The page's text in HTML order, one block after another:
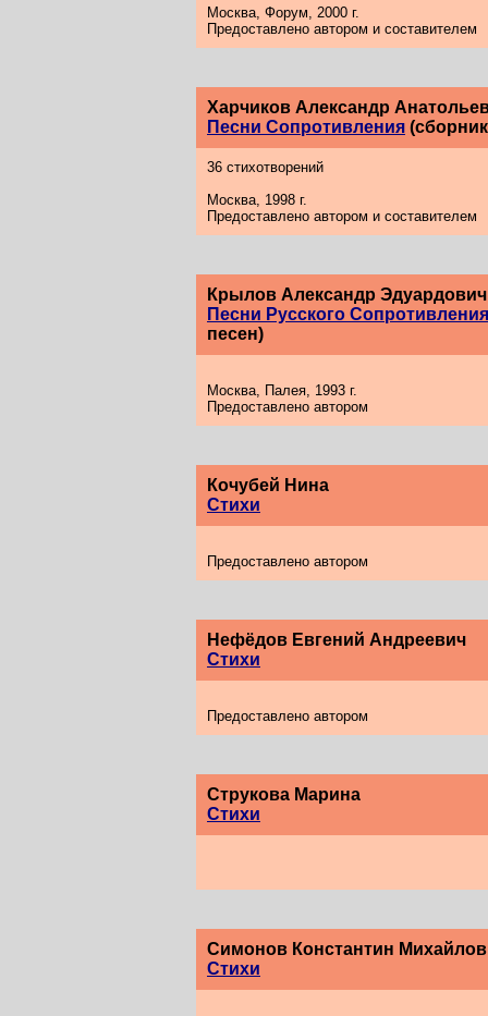
Москва, Форум, 2000 г.
Предоставлено автором и составителем
Харчиков Александр
Песни Сопротивления
36 стихотворений
Москва, 1998 г.
Предоставлено автором и составителем
Крылов Александр Эдуардович
Песни Русского
песен)
Москва, Палея, 1993 г.
Предоставлено автором
Кочубей Нина
Стихи
Предоставлено автором
Нефёдов Евгений Андреевич
Стихи
Предоставлено автором
Струкова Марина
Стихи
Симонов Константин
Стихи